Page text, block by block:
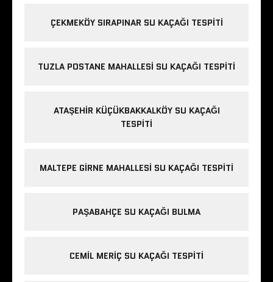
ÇEKMEKÖY SIRAPINAR SU KAÇAĞI TESPITI
TUZLA POSTANE MAHALLESI SU KAÇAĞI TESPITI
ATAŞEHIR KÜÇÜKBAKKALKÖY SU KAÇAĞI
TESPITI
MALTEPE GIRNE MAHALLESI SU KAÇAĞI TESPITI
PAŞABAHÇE SU KAÇAĞI BULMA
CEMIL MERIÇ SU KAÇAĞI TESPITI